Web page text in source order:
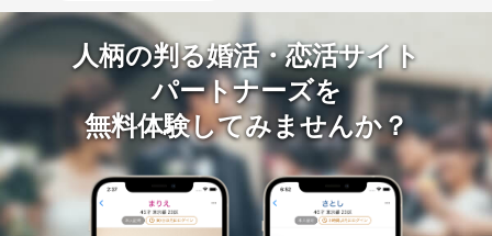
人柄の判る婚活・恋活サイト
パートナーズを
無料体験してみませんか？